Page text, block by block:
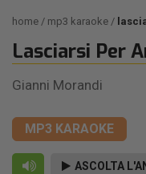
home mp3 karaoke
Lasciarsi Per
Gianni Morandi
MP3 KARAOKE
ASCOLTA